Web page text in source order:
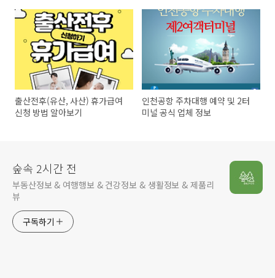
출산전후(유산, 사산) 휴가급여
신청 방법 알아보기
인천공항 주차대행 예약 및 2터
미널 공식 업체 정보
숲속 2시간 전
부동산정보 & 여행행보 & 건강정보 & 생활정보 & 제품리
뷰
구독하기